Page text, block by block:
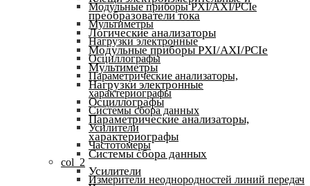
Модульные приборы PXI/AXI/PCIe
Мультиметры
Нагрузки электронные
Осциллографы
Параметрические анализаторы,
характериографы
Системы сбора данных
Усилители
Частотомеры
col_2
Измерители неоднородностей линий передач
преобразователи тока
Логические анализаторы
Модульные приборы PXI/AXI/PCIe
Мультиметры
Нагрузки электронные
Осциллографы
Параметрические анализаторы,
характериографы
Системы сбора данных
Усилители